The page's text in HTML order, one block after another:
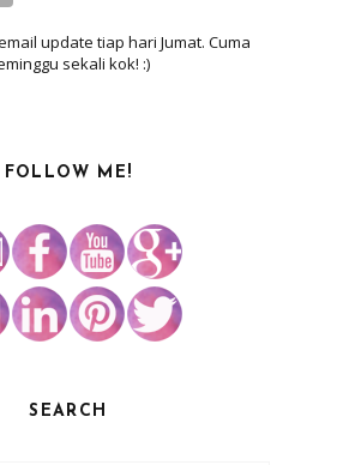
update tiap hari Jumat. Cuma
sekali kok! :)
FOLLOW ME!
SEARCH